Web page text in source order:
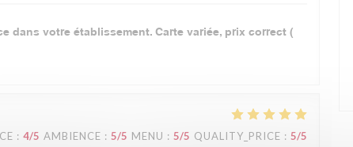
dans votre établissement. Carte variée, prix correct (
: 4/5 AMBIENCE : 5/5 MENU : 5/5 QUALITY_PRICE : 5/5